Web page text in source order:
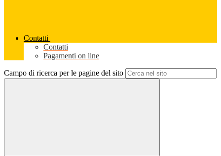
Contatti
Contatti
Pagamenti on line
Campo di ricerca per le pagine del sito